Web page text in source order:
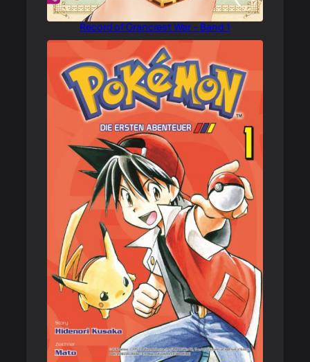
Record of Grancrest War – Band 1